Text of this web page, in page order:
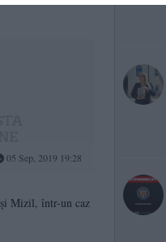
05 Sep, 2019 19:28
Mizil, într-un caz